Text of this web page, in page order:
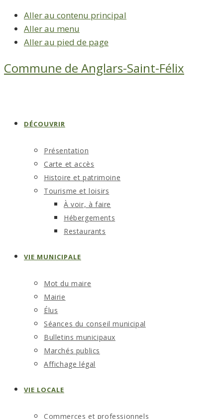
Aller au contenu principal
Aller au menu
Aller au pied de page
Commune de Anglars-Saint-Félix
DÉCOUVRIR
Présentation
Carte et accès
Histoire et patrimoine
Tourisme et loisirs
À voir, à faire
Hébergements
Restaurants
VIE MUNICIPALE
Mot du maire
Mairie
Élus
Séances du conseil municipal
Bulletins municipaux
Marchés publics
Affichage légal
VIE LOCALE
Commerces et professionnels